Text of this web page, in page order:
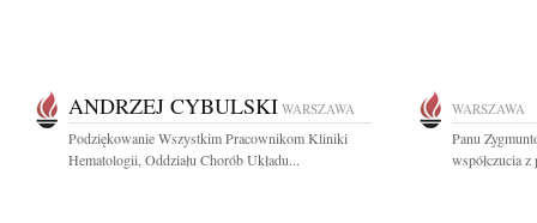
ANDRZEJ CYBULSKI WARSZAWA
Podziękowanie Wszystkim Pracownikom Kliniki
Hematologii, Oddziału Chorób Układu...
WARSZAWA
Panu
współczucia